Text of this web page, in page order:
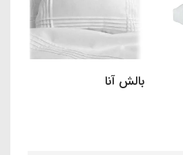
بالش آنا